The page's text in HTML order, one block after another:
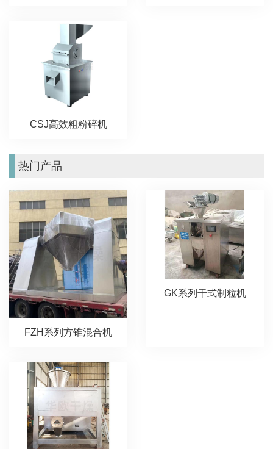
CSJ高效粗粉碎机
热门产品
FZH系列方锥混合机
GK系列干式制粒机